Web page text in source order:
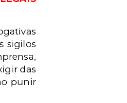
sigilos
das
punir